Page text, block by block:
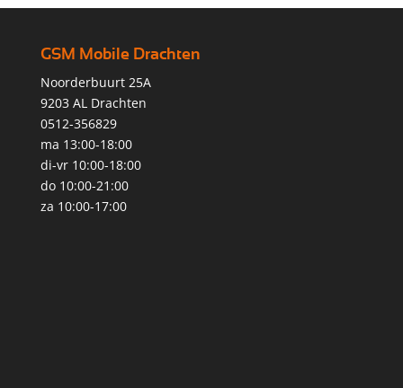
GSM Mobile Drachten
Noorderbuurt 25A
9203 AL Drachten
0512-356829
ma 13:00-18:00
di-vr 10:00-18:00
do 10:00-21:00
za 10:00-17:00